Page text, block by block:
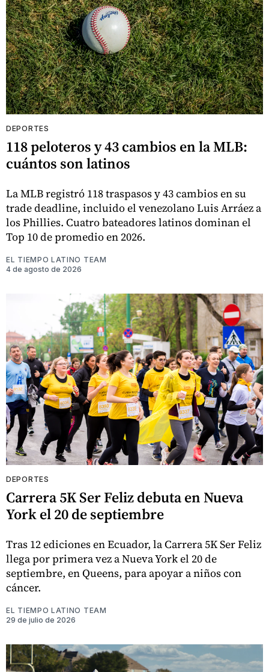
DEPORTES
118 peloteros y 43 cambios en la MLB:
cuántos son latinos
La MLB registró 118 traspasos y 43 cambios en su
trade deadline, incluido el venezolano Luis Arráez a
los Phillies. Cuatro bateadores latinos dominan el
Top 10 de promedio en 2026.
EL TIEMPO LATINO TEAM
4 de agosto de 2026
DEPORTES
Carrera 5K Ser Feliz debuta en Nueva
York el 20 de septiembre
Tras 12 ediciones en Ecuador, la Carrera 5K Ser Feliz
llega por primera vez a Nueva York el 20 de
septiembre, en Queens, para apoyar a niños con
cáncer.
EL TIEMPO LATINO TEAM
29 de julio de 2026